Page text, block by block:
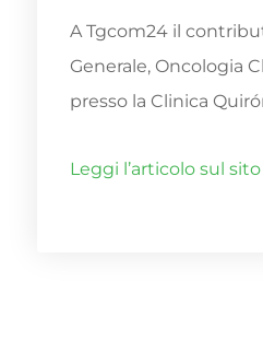
A Tgcom24 il
Generale, Oncologia
presso la Clinica
Leggi l’articolo sul